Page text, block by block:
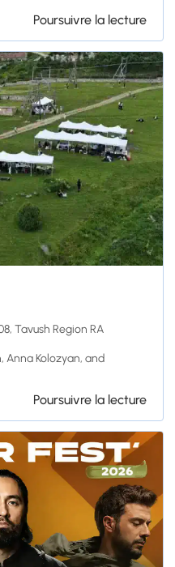
Poursuivre la lecture
Tavush Region RA
Anna Kolozyan, and
Poursuivre la lecture